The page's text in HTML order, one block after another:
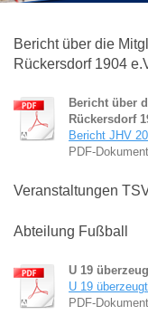
Bericht über die
Rückersdorf 1904
Bericht über
Rückersdorf
Bericht JHV
PDF-
Veranstaltungen
Abteilung Fußball
U 19
U 19
PDF-